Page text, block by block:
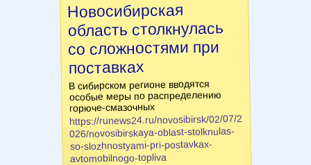
Новосибирская
область столкнулась
со сложностями при
поставках
В сибирском регионе вводятся
особые меры по распределению
горюче-смазочных
https://runews24.ru/novosibirsk/02/07/2
026/novosibirskaya-oblast-stolknulas-
so-slozhnostyami-pri-postavkax-
avtomobilnogo-topliva